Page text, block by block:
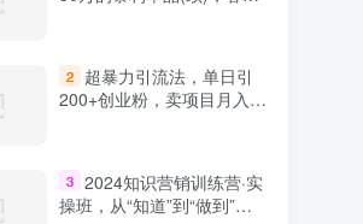
2
超暴力引流法，单日引
200+创业粉，卖项目月入10
3 2024知识营销训练营·实
操班，从“知道”到“做到”